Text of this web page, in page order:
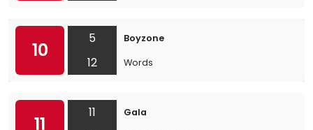
10
5
12
Boyzone
Words
11
11
Gala